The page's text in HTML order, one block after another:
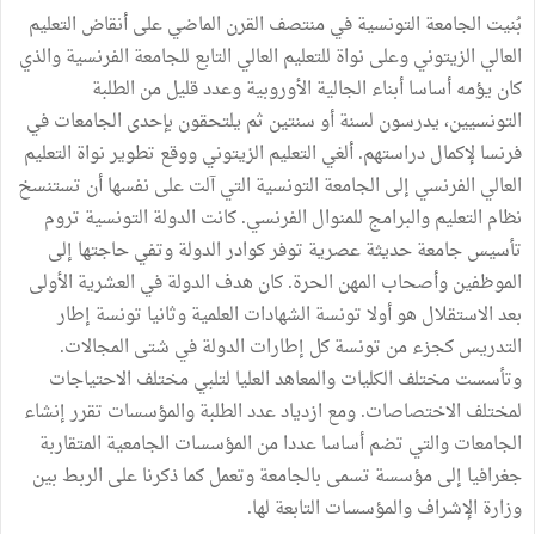
بُنيت الجامعة التونسية في منتصف القرن الماضي على أنقاض التعليم
العالي الزيتوني وعلى نواة للتعليم العالي التابع للجامعة الفرنسية والذي
كان يؤمه أساسا أبناء الجالية الأوروبية وعدد قليل من الطلبة
التونسيين، يدرسون لسنة أو سنتين ثم يلتحقون بإحدى الجامعات في
فرنسا لإكمال دراستهم. ألغي التعليم الزيتوني ووقع تطوير نواة التعليم
العالي الفرنسي إلى الجامعة التونسية التي آلت على نفسها أن تستنسخ
نظام التعليم والبرامج للمنوال الفرنسي. كانت الدولة التونسية تروم
تأسيس جامعة حديثة عصرية توفر كوادر الدولة وتفي حاجتها إلى
الموظفين وأصحاب المهن الحرة. كان هدف الدولة في العشرية الأولى
بعد الاستقلال هو أولا تونسة الشهادات العلمية وثانيا تونسة إطار
التدريس كجزء من تونسة كل إطارات الدولة في شتى المجالات.
وتأسست مختلف الكليات والمعاهد العليا لتلبي مختلف الاحتياجات
لمختلف الاختصاصات. ومع ازدياد عدد الطلبة والمؤسسات تقرر إنشاء
الجامعات والتي تضم أساسا عددا من المؤسسات الجامعية المتقاربة
جغرافيا إلى مؤسسة تسمى بالجامعة وتعمل كما ذكرنا على الربط بين
وزارة الإشراف والمؤسسات التابعة لها.